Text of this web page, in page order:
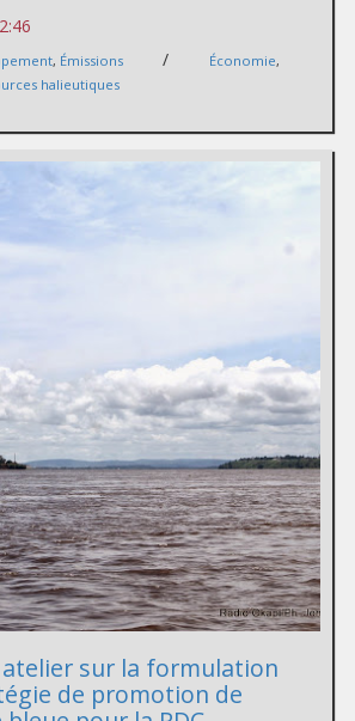
, Émissions / Économie,
halieutiques
atelier sur la formulation
de promotion de